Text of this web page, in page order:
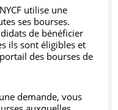
utilise une
ses bourses.
de bénéficier
ils sont éligibles et
des bourses de
demande, vous